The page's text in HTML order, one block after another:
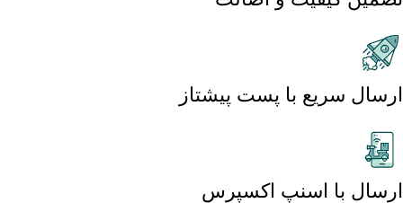
ارسال سریع با پست پیشتاز
ارسال با اسنپ اکسپرس